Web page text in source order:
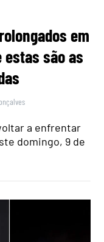
em
estas são as
a enfrentar
domingo, 9 de